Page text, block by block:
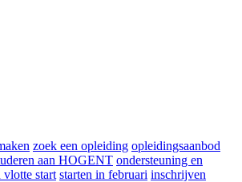
zoek een opleiding opleidingsaanbod
aan HOGENT ondersteuning en
vlotte start starten in februari inschrijven